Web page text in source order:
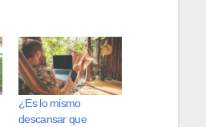
¿Es lo mismo
descansar que